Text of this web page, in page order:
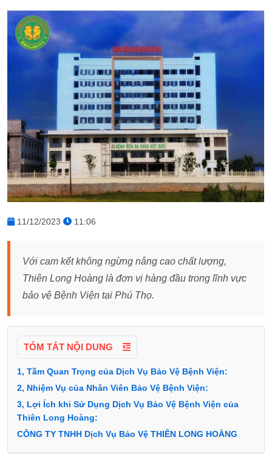
11/12/2023 11:06
Với cam kết không ngừng nâng cao chất lượng,
Thiên Long Hoàng là đơn vị hàng đầu trong lĩnh vực
bảo vệ Bệnh Viện tại Phú Thọ.
TÓM TẮT NỘI DUNG
1, Tầm Quan Trọng của Dịch Vụ Bảo Vệ Bệnh Viện:
2, Nhiệm Vụ của Nhân Viên Bảo Vệ Bệnh Viện:
3, Lợi Ích khi Sử Dụng Dịch Vụ Bảo Vệ Bệnh Viện của
Thiên Long Hoàng:
CÔNG TY TNHH Dịch Vụ Bảo Vệ THIÊN LONG HOÀNG